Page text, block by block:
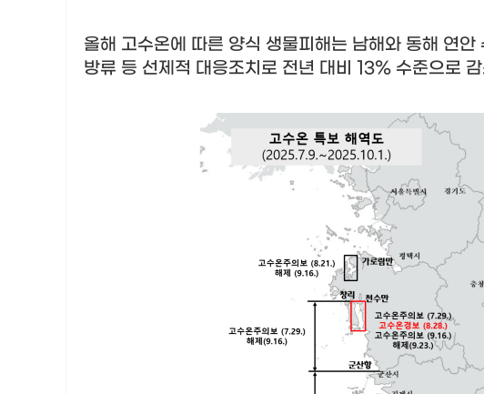
올해 고수온에 따른 양식 생물피해는 남해와 동해 연
방류 등 선제적 대응조치로 전년 대비 13% 수준으로